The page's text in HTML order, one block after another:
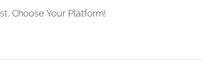
Choose Your Platform!